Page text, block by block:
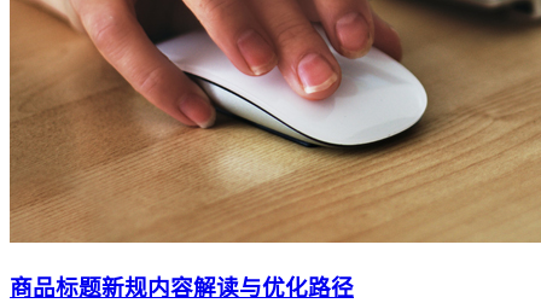
商品标题新规内容解读与优化路径